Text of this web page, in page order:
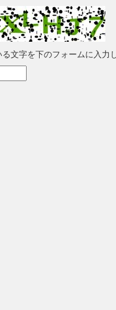
文字を下のフォームに入力